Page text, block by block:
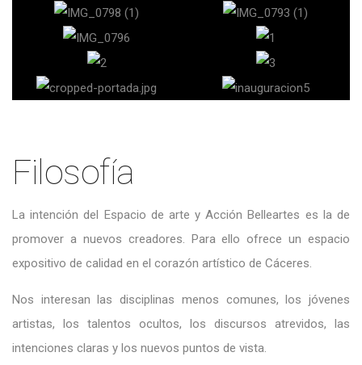
Filosofía
La intención del Espacio de arte y Acción Belleartes es la de
promover a nuevos creadores. Para ello ofrece un espacio
expositivo de calidad en el corazón artístico de Cáceres.
Nos interesan las disciplinas menos comunes, los jóvenes
artistas, los talentos ocultos, los discursos atrevidos, las
intenciones claras y los nuevos puntos de vista.